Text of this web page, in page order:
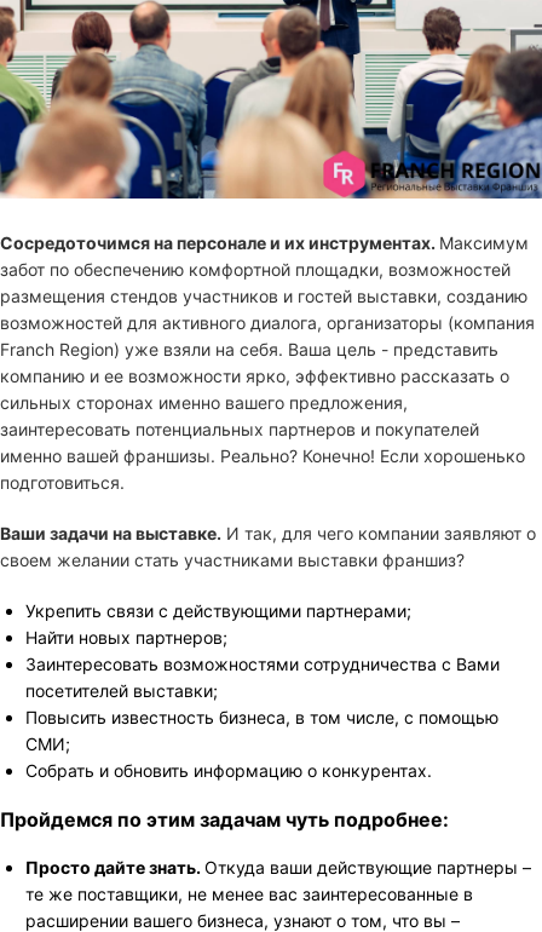
Сосредоточимся на персонале и их инструментах. Максимум
забот по обеспечению комфортной площадки, возможностей
размещения стендов участников и гостей выставки, созданию
возможностей для активного диалога, организаторы (компания
Franch Region) уже взяли на себя. Ваша цель - представить
компанию и ее возможности ярко, эффективно рассказать о
сильных сторонах именно вашего предложения,
заинтересовать потенциальных партнеров и покупателей
именно вашей франшизы. Реально? Конечно! Если хорошенько
подготовиться.
Ваши задачи на выставке. И так, для чего компании заявляют о
своем желании стать участниками выставки франшиз?
Укрепить связи с действующими партнерами;
Найти новых партнеров;
Заинтересовать возможностями сотрудничества с Вами
посетителей выставки;
Повысить известность бизнеса, в том числе, с помощью
СМИ;
Собрать и обновить информацию о конкурентах.
Пройдемся по этим задачам чуть подробнее:
Просто дайте знать.Откуда ваши действующие партнеры –
те же поставщики, не менее вас заинтересованные в
расширении вашего бизнеса, узнают о том, что вы –